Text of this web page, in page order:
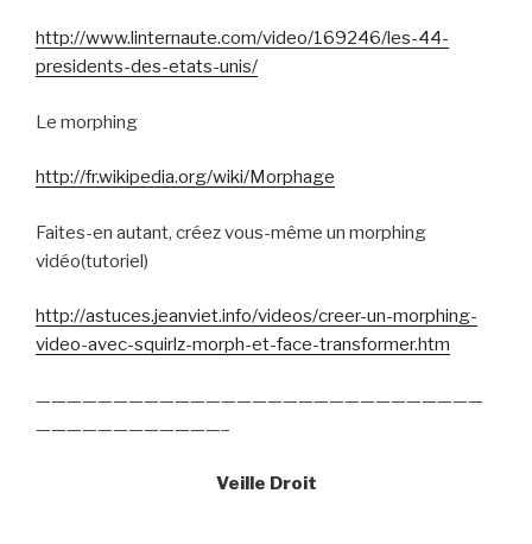
http://www.linternaute.com/video/169246/les-44-
presidents-des-etats-unis/
Le morphing
http://fr.wikipedia.org/wiki/Morphage
Faites-en autant, créez vous-même un morphing
vidéo(tutoriel)
http://astuces.jeanviet.info/videos/creer-un-morphing-
video-avec-squirlz-morph-et-face-transformer.htm
—————————————————————————————
————————————–
Veille Droit